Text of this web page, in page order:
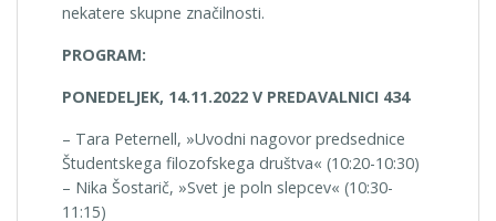
nekatere skupne značilnosti.
PROGRAM:
PONEDELJEK, 14.11.2022 V PREDAVALNICI 434
– Tara Peternell, »Uvodni nagovor predsednice
Študentskega filozofskega društva« (10:20-10:30)
– Nika Šostarič, »Svet je poln slepcev« (10:30-
11:15)